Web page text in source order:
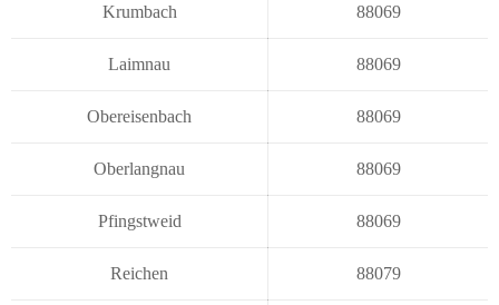
Krumbach 88069
Laimnau 88069
Obereisenbach 88069
Oberlangnau 88069
Pfingstweid 88069
Reichen 88079